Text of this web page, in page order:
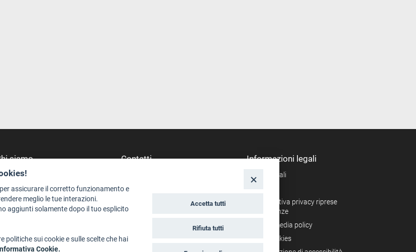
siamo
Redazione
Staff
Format - Centro Audiovisivi
Trentino Film Commission
Contatti
Struttura di riferimento
Informazioni legali
Note legali
Informativa privacy riprese
conferenze
Social media policy
Info cookies
assicurare il corretto funzionamento e
meglio le tue interazioni.
aggiunti solamente dopo il tuo esplicito
politiche sui cookie e sulle scelte che hai
Cookie.
Accetta tutti
Rifiuta tutti